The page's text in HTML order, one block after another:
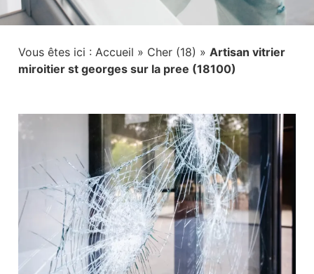
Vous êtes ici : Accueil » Cher (18) » Artisan vitrier
miroitier st georges sur la pree (18100)